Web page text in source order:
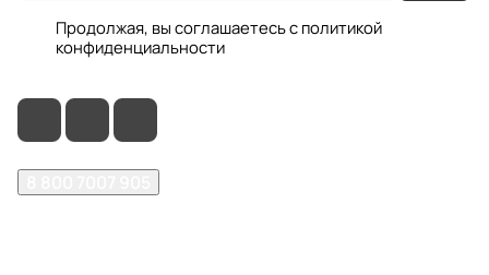
Продолжая, вы соглашаетесь с политикой
конфиденциальности